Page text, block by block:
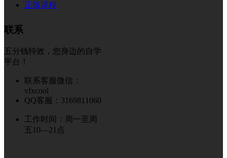
正版课程
联系
五分钱特效，您身边的自学
平台！
联系客服微信：
vfxcool
QQ客服：3169811060
工作时间：周一至周
五10—21点